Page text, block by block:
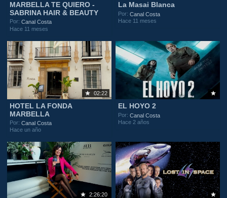
MARBELLA TE QUIERO -
SABRINA HAIR & BEAUTY
Por:Canal Costa
Hace 11 meses
La Masai Blanca
Por:Canal Costa
Hace 11 meses
02:22
HOTEL LA FONDA
MARBELLA
Por:Canal Costa
Hace un año
EL HOYO 2
Por:Canal Costa
Hace 2 años
2:26:20